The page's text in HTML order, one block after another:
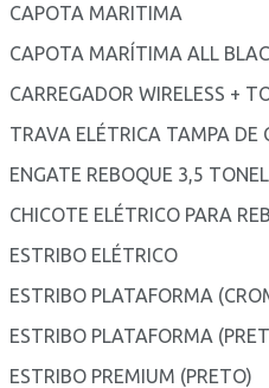
CAPOTA MARITIMA
CAPOTA MARÍTIMA ALL
CARREGADOR WIRELESS +
TRAVA ELÉTRICA TAMPA DE
ENGATE REBOQUE 3,5
CHICOTE ELÉTRICO PARA
ESTRIBO ELÉTRICO
ESTRIBO PLATAFORMA
ESTRIBO PLATAFORMA
ESTRIBO PREMIUM (PRETO)